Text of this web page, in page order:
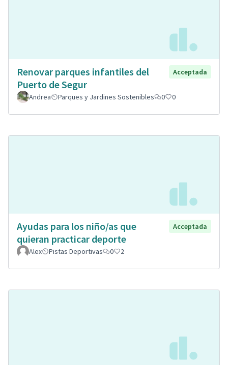
Renovar parques infantiles del
Puerto de Segur
Acceptada
Andrea Parques y Jardines Sostenibles 0 0
Ayudas para los niño/as que
quieran practicar deporte
Acceptada
Alex Pistas Deportivas 0 2